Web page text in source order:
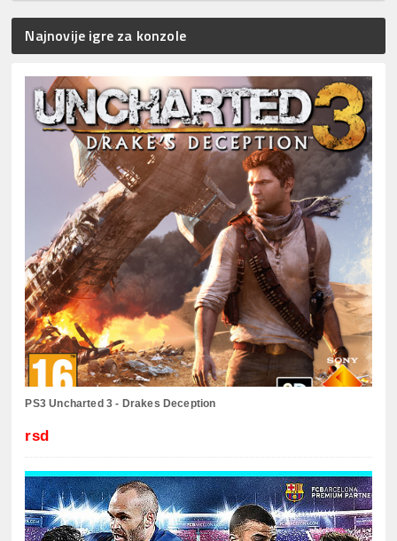
Najnovije igre za konzole
PS3 Uncharted 3 - Drakes Deception
rsd